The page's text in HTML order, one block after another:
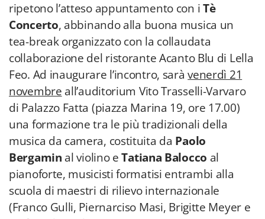
ripetono l’atteso appuntamento con iTè
Concerto, abbinando alla buona musica un
tea-break organizzato con la collaudata
collaborazione del ristorante Acanto Blu di Lella
Feo. Ad inaugurare l’incontro, saràvenerdì 21
novembre all’auditorium Vito Trasselli-Varvaro
di Palazzo Fatta (piazza Marina 19, ore 17.00)
una formazione tra le più tradizionali della
musica da camera, costituita da Paolo
Bergamin al violino eTatiana Balocco al
pianoforte, musicisti formatisi entrambi alla
scuola di maestri di rilievo internazionale
(Franco Gulli, Piernarciso Masi, Brigitte Meyer e